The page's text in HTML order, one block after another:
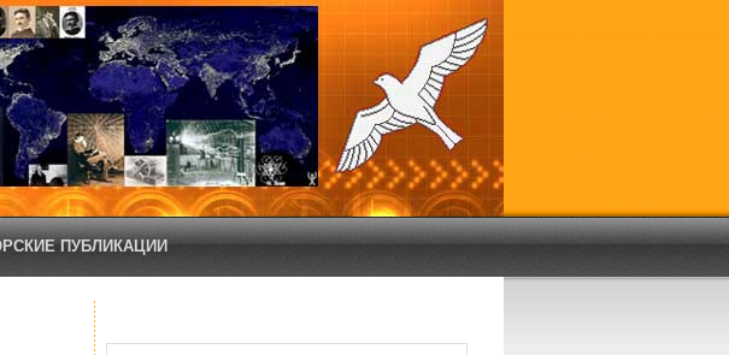
ПУБЛИКАЦИИ